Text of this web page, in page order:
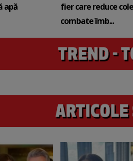
apă
fier care reduce
combate îmb...